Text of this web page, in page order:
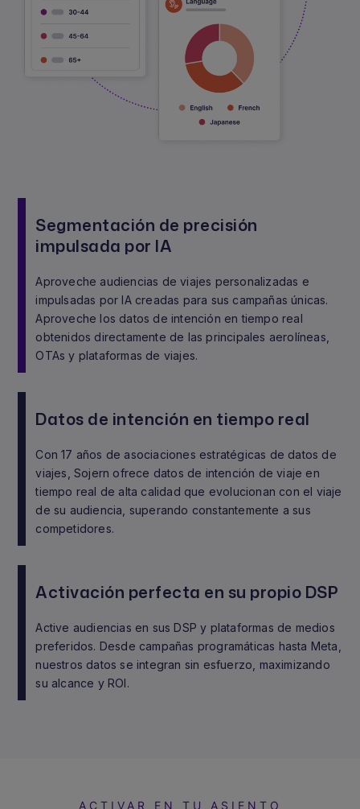
Segmentación de precisión
impulsada por IA
Aproveche audiencias de viajes personalizadas e
impulsadas por IA creadas para sus campañas únicas.
Aproveche los datos de intención en tiempo real
obtenidos directamente de las principales aerolíneas,
OTAs y plataformas de viajes.
Datos de intención en tiempo real
Con 17 años de asociaciones estratégicas de datos de
viajes, Sojern ofrece datos de intención de viaje en
tiempo real de alta calidad que evolucionan con el viaje
de su audiencia, superando constantemente a sus
competidores.
Activación perfecta en su propio DSP
Active audiencias en sus DSP y plataformas de medios
preferidos. Desde campañas programáticas hasta Meta,
nuestros datos se integran sin esfuerzo, maximizando
su alcance y ROI.
ACTIVAR EN TU ASIENTO